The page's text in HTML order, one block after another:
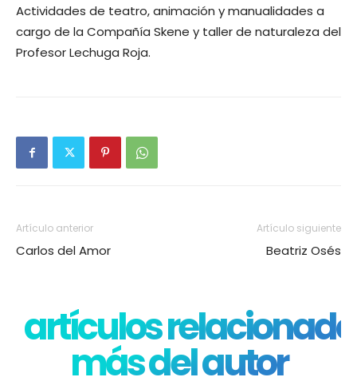
Actividades de teatro, animación y manualidades a
cargo de la Compañía Skene y taller de naturaleza del
Profesor Lechuga Roja.
Artículo anterior
Carlos del Amor
Artículo siguiente
Beatriz Osés
artículos
más del autor